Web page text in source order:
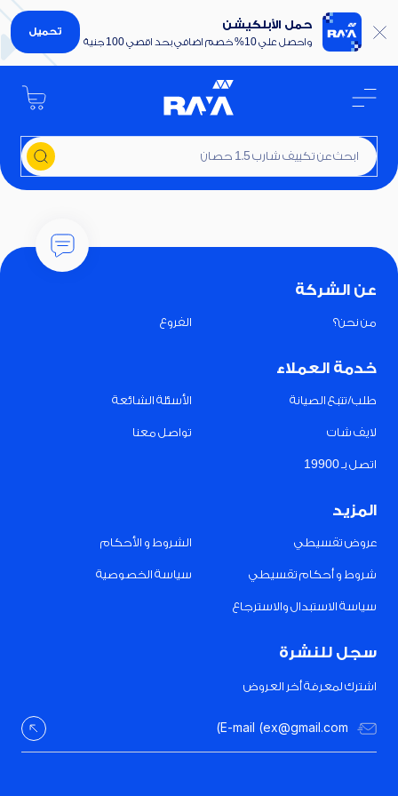
حمل الأبلكيشن
واحصل علي 10% خصم اضافي بحد اقصي 100 جنية
تحميل
ابحث عن تكييف شارب 1.5 حصان
عن الشركة
من نحن؟ الفروع
خدمة العملاء
طلب/تتبع الصيانة الأسئلة الشائعة
لايف شات تواصل معنا
اتصل بـ 19900
المزيد
عروض تقسيطي الشروط و الأحكام
شروط و أحكام تقسيطي سياسة الخصوصية
سياسة الاستبدال والاسترجاع
سجل للنشرة
اشترك لمعرفة أخر العروض